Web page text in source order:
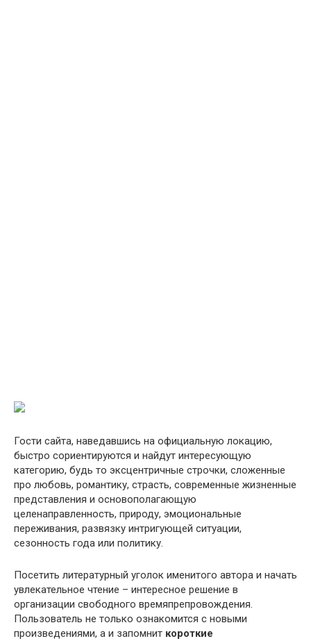
Гости сайта, наведавшись на официальную локацию,
быстро сориентируются и найдут интересующую
категорию, будь то эксцентричные строчки, сложенные
про любовь, романтику, страсть, современные жизненные
представления и основополагающую
целенаправленность, природу, эмоциональные
переживания, развязку интригующей ситуации,
сезонность года или политику.
Посетить литературный уголок именитого автора и начать
увлекательное чтение – интересное решение в
организации свободного времяпрепровождения.
Пользователь не только ознакомится с новыми
произведениями, а и запомнит короткие